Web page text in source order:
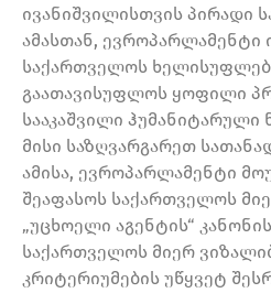
ივანიშვილისთვის პირადი
ამასთან, ევროპარლამენტი
საქართველოს
გაათავისუფლოს ყოფილი
სააკაშვილი ჰუმანიტარული
მისი საზღვარგარეთ
ამისა, ევროპარლამენტი
შეაფასოს საქართველოს
„უცხოელი აგენტის“
საქართველოს მიერ
კრიტერიუმების უწყვეტ